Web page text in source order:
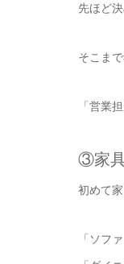
先ほど
そこま
「営業
③家具
初めて家
「ソフ